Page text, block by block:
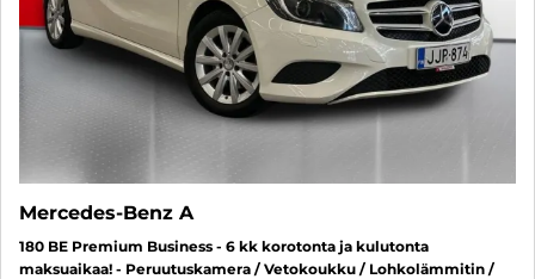
Mercedes-Benz A
180 BE Premium Business - 6 kk korotonta ja kulutonta
maksuaikaa! - Peruutuskamera / Vetokoukku / Lohkolämmitin /